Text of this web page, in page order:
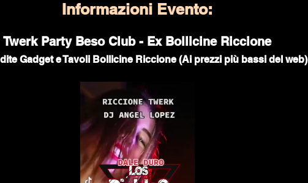
Informazioni Evento:
Twerk Party Beso Club - Ex Bollicine Riccione
Gadget e Tavoli Bollicine Riccione (Ai prezzi più bassi del web)